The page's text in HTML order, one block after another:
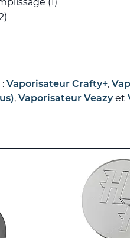
(1)
Vaporisateur Crafty+,
, Vaporisateur Veazyet